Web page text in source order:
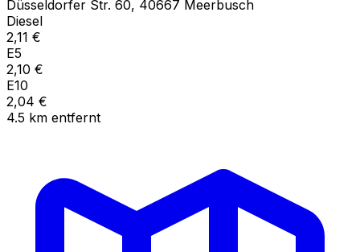
Düsseldorfer Str. 60, 40667 Meerbusch
Diesel
2,11 €
E5
2,10 €
E10
2,04 €
4.5 km entfernt